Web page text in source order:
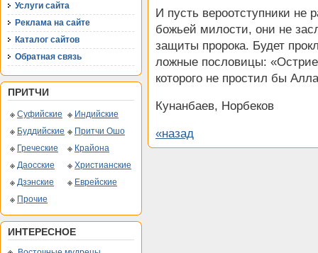
Услуги сайта
Реклама на сайте
Каталог сайтов
Обратная связь
ПРИТЧИ
Суфийские
Индийские
Буддийские
Притчи Ошо
Греческие
Крайона
Даосские
Христианские
Дзэнские
Еврейские
Прочие
ИНТЕРЕСНОЕ
И пусть вероотступники не
божьей милости, они не
защиты пророка. Будет
ложные пословицы:
которого не простил бы
Кунанбаев, Норбеков
«назад